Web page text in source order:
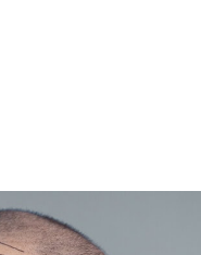
ve sprey formundaki
vakti kıymetli kişilere;
Hızlı iyileşen saç ekimi
sağlayarak
uzaması 7-8 ayı
4-5 ayda doğal,